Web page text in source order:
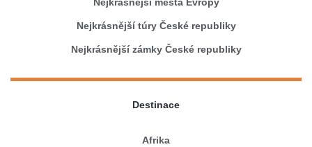
Nejkrásnější túry České republiky
Nejkrásnější zámky České republiky
Destinace
Afrika